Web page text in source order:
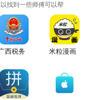
找到一些师傅可以帮
西税务 米粒漫画